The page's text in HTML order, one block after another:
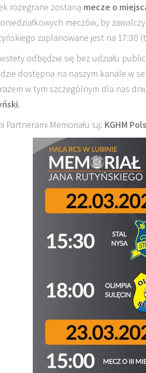
rozegrane zostaną mecze o
meczów, by
zaplanowane jest na 17:30
odbędzie się bez udziału
dostępna na naszym kanale w
w tym szczególnym dla nas
.
Partnerami Memoriału są: KGHM